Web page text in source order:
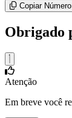
Copiar
Obrigado
Atenção
Em breve você